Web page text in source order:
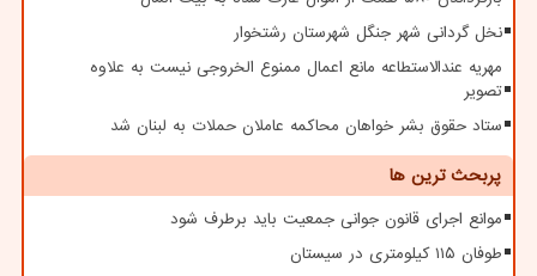
نخل گردانی شهر جنگل شهرستان رشتخوار
مهریه عندالاستطاعه مانع اعمال ممنوع الخروجی نیست به علاوه
تصویر
ستاد حقوق بشر خواهان محاکمه عاملان حملات به لبنان شد
پربحث ترین ها
موانع اجرای قانون جوانی جمعیت باید برطرف شود
طوفان ۱۱۵ کیلومتری در سیستان